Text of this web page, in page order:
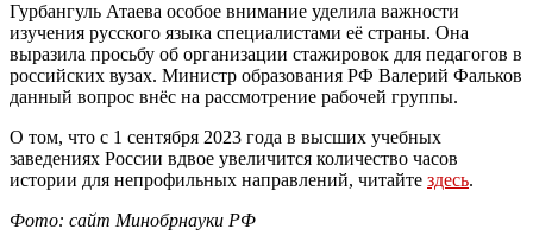
Гурбангуль Атаева особое внимание уделила важности
изучения русского языка специалистами её страны. Она
выразила просьбу об организации стажировок для педагогов в
российских вузах. Министр образования РФ Валерий Фальков
данный вопрос внёс на рассмотрение рабочей группы.
О том, что с 1 сентября 2023 года в высших учебных
заведениях России вдвое увеличится количество часов
истории для непрофильных направлений, читайте здесь.
Фото: сайт Минобрнауки РФ